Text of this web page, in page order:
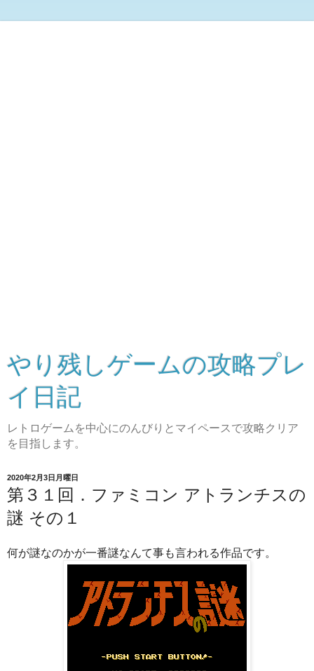
やり残しゲームの攻略プレ
イ日記
レトロゲームを中心にのんびりとマイペースで攻略クリア
を目指します。
2020年2月3日月曜日
第３１回．ファミコン アトランチスの
謎 その１
何が謎なのかが一番謎なんて事も言われる作品です。